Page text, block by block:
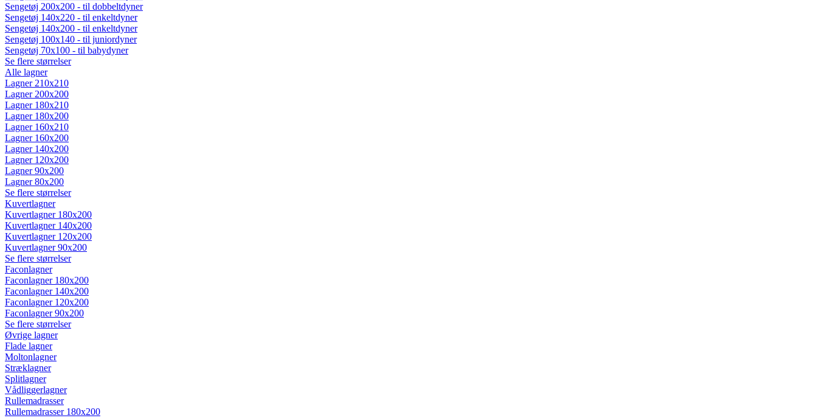
Sengetøj 200x200 - til dobbeltdyner
Sengetøj 140x220 - til enkeltdyner
Sengetøj 140x200 - til enkeltdyner
Sengetøj 100x140 - til juniordyner
Sengetøj 70x100 - til babydyner
Se flere størrelser
Alle lagner
Lagner 210x210
Lagner 200x200
Lagner 180x210
Lagner 180x200
Lagner 160x210
Lagner 160x200
Lagner 140x200
Lagner 120x200
Lagner 90x200
Lagner 80x200
Se flere størrelser
Kuvertlagner
Kuvertlagner 180x200
Kuvertlagner 140x200
Kuvertlagner 120x200
Kuvertlagner 90x200
Se flere størrelser
Faconlagner
Faconlagner 180x200
Faconlagner 140x200
Faconlagner 120x200
Faconlagner 90x200
Se flere størrelser
Øvrige lagner
Flade lagner
Moltonlagner
Stræklagner
Splitlagner
Vådliggerlagner
Rullemadrasser
Rullemadrasser 180x200